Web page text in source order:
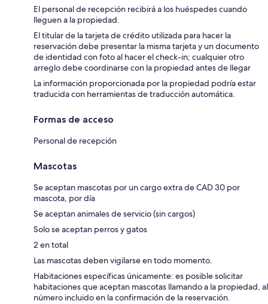
El personal de recepción recibirá a los huéspedes cuando
lleguen a la propiedad.
El titular de la tarjeta de crédito utilizada para hacer la
reservación debe presentar la misma tarjeta y un documento
de identidad con foto al hacer el check-in; cualquier otro
arreglo debe coordinarse con la propiedad antes de llegar
La información proporcionada por la propiedad podría estar
traducida con herramientas de traducción automática.
Formas de acceso
Personal de recepción
Mascotas
Se aceptan mascotas por un cargo extra de CAD 30 por
mascota, por día
Se aceptan animales de servicio (sin cargos)
Solo se aceptan perros y gatos
2 en total
Las mascotas deben vigilarse en todo momento.
Habitaciones específicas únicamente: es posible solicitar
habitaciones que aceptan mascotas llamando a la propiedad, al
número incluido en la confirmación de la reservación.